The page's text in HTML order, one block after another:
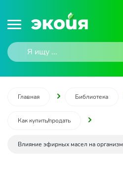
Главная Библиотека
Как купить/продать
Влияние эфирных масел на организм